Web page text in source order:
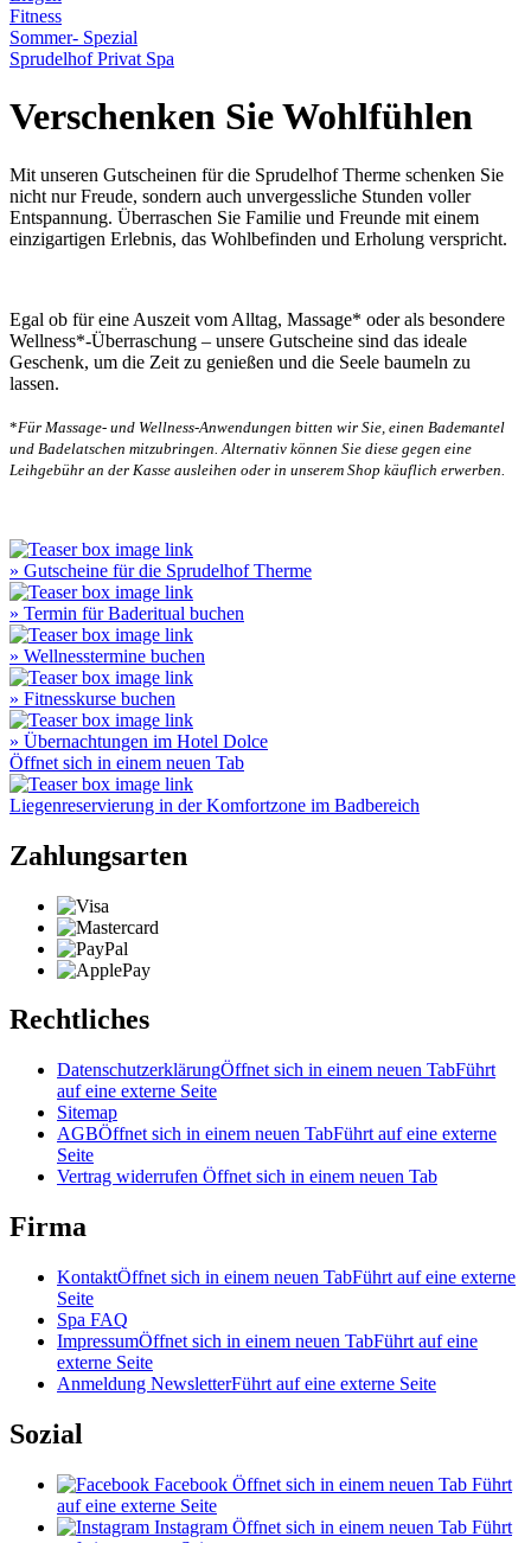
Fitness
Sommer- Spezial
Sprudelhof Privat Spa
Verschenken Sie Wohlfühlen
Mit unseren Gutscheinen für die Sprudelhof Therme schenken Sie
nicht nur Freude, sondern auch unvergessliche Stunden voller
Entspannung. Überraschen Sie Familie und Freunde mit einem
einzigartigen Erlebnis, das Wohlbefinden und Erholung verspricht.
Egal ob für eine Auszeit vom Alltag, Massage* oder als besondere
Wellness*-Überraschung – unsere Gutscheine sind das ideale
Geschenk, um die Zeit zu genießen und die Seele baumeln zu
lassen.
*Für Massage- und Wellness-Anwendungen bitten wir Sie, einen Bademantel
und Badelatschen mitzubringen. Alternativ können Sie diese gegen eine
Leihgebühr an der Kasse ausleihen oder in unserem Shop käuflich erwerben.
» Gutscheine für die Sprudelhof Therme
» Termin für Baderitual buchen
» Wellnesstermine buchen
» Fitnesskurse buchen
» Übernachtungen im Hotel Dolce
Öffnet sich in einem neuen Tab
Liegenreservierung in der Komfortzone im Badbereich
Zahlungsarten
Rechtliches
DatenschutzerklärungÖffnet sich in einem neuen TabFührt
auf eine externe Seite
Sitemap
AGBÖffnet sich in einem neuen TabFührt auf eine externe
Seite
Vertrag widerrufen Öffnet sich in einem neuen Tab
Firma
KontaktÖffnet sich in einem neuen TabFührt auf eine externe
Seite
Spa FAQ
ImpressumÖffnet sich in einem neuen TabFührt auf eine
externe Seite
Anmeldung NewsletterFührt auf eine externe Seite
Sozial
Facebook Öffnet sich in einem neuen Tab Führt
auf eine externe Seite
Instagram Öffnet sich in einem neuen Tab Führt